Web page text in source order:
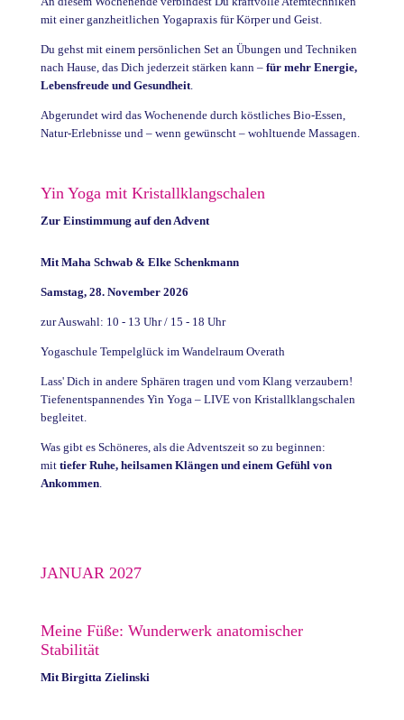
mit einer ganzheitlichen Yogapraxis für Körper und Geist.
Du gehst mit einem persönlichen Set an Übungen und Techniken
nach Hause, das Dich jederzeit stärken kann – für mehr Energie,
Lebensfreude und Gesundheit.
Abgerundet wird das Wochenende durch köstliches Bio-Essen,
Natur-Erlebnisse und – wenn gewünscht – wohltuende Massagen.
Yin Yoga mit Kristallklangschalen
Zur Einstimmung auf den Advent
Mit Maha Schwab & Elke Schenkmann
Samstag, 28. November 2026
zur Auswahl: 10 - 13 Uhr / 15 - 18 Uhr
Yogaschule Tempelglück im Wandelraum Overath
Lass' Dich in andere Sphären tragen und vom Klang verzaubern!
Tiefenentspannendes Yin Yoga – LIVE von Kristallklangschalen
begleitet.
Was gibt es Schöneres, als die Adventszeit so zu beginnen:
mit tiefer Ruhe, heilsamen Klängen und einem Gefühl von
Ankommen.
JANUAR 2027
Meine Füße: Wunderwerk anatomischer
Stabilität
Mit Birgitta Zielinski